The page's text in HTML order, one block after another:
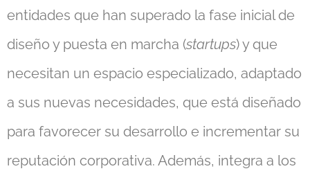
entidades que han superado la fase inicial de
diseño y puesta en marcha (startups) y que
necesitan un espacio especializado, adaptado
a sus nuevas necesidades, que está diseñado
para favorecer su desarrollo e incrementar su
reputación corporativa. Además, integra a los